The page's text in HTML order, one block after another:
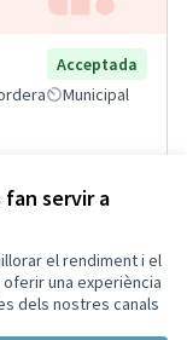
servir a
el rendiment i el
una experiència
dels nostres canals
Acceptada
Municipal